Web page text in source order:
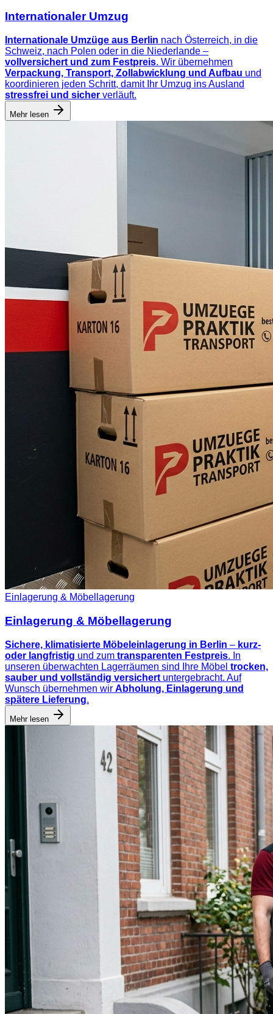
Internationaler Umzug
Internationale Umzüge aus Berlin nach Österreich, in die
Schweiz, nach Polen oder in die Niederlande –
vollversichert und zum Festpreis. Wir übernehmen
Verpackung, Transport, Zollabwicklung und Aufbau und
koordinieren jeden Schritt, damit Ihr Umzug ins Ausland
stressfrei und sicher verläuft.
Mehr lesen
Einlagerung & Möbellagerung
Einlagerung & Möbellagerung
Sichere, klimatisierte Möbeleinlagerung in Berlin – kurz-
oder langfristig und zum transparenten Festpreis. In
unseren überwachten Lagerräumen sind Ihre Möbel trocken,
sauber und vollständig versichert untergebracht. Auf
Wunsch übernehmen wir Abholung, Einlagerung und
spätere Lieferung.
Mehr lesen